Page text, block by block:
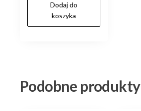
Dodaj do
koszyka
Podobne produkty